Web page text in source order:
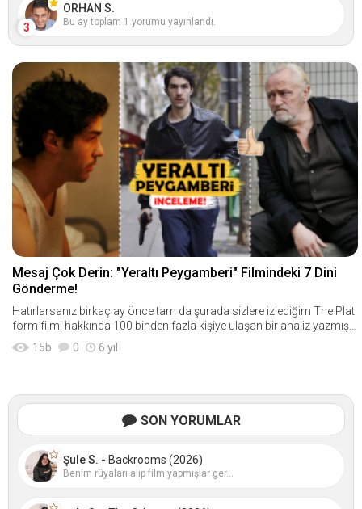
3
ORHAN S.
Bu ay toplam 1 yorumu yayınlandı.
Mesaj Çok Derin: "Yeraltı Peygamberi" Filmindeki 7 Dini
Gönderme!
Hatırlarsanız birkaç ay önce tam da şurada sizlere izlediğim The Plat
form filmi hakkında 100 binden fazla kişiye ulaşan bir analiz yazmış, f
ilmin alt metninde verilen m
15b 0 6 yıl
SON YORUMLAR
Şule S. - Backrooms (2026)
Benim rüyaları alıp film yapmışlar ger...